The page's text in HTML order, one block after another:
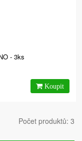
- 3ks
Počet produktů: 3